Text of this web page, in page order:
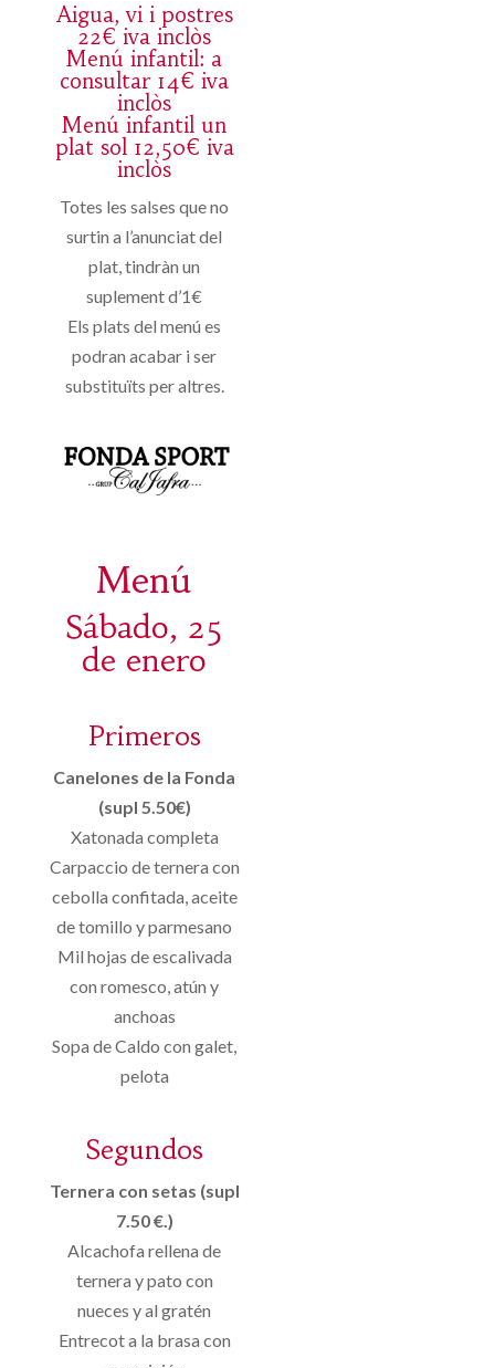
Aigua, vi i postres
22€ iva inclòs
Menú infantil: a
consultar 14€ iva
inclòs
Menú infantil un
plat sol 12,50€ iva
inclòs
Totes les salses que no
surtin a l’anunciat del
plat, tindràn un
suplement d’1€
Els plats del menú es
podran acabar i ser
substituïts per altres.
Menú
Sábado, 25
de enero
Primeros
Canelones de la Fonda
(supl 5.50€)
Xatonada completa
Carpaccio de ternera con
cebolla confitada, aceite
de tomillo y parmesano
Mil hojas de escalivada
con romesco, atún y
anchoas
Sopa de Caldo con galet,
pelota
Segundos
Ternera con setas (supl
7.50 €.)
Alcachofa rellena de
ternera y pato con
nueces y al gratén
Entrecot a la brasa con